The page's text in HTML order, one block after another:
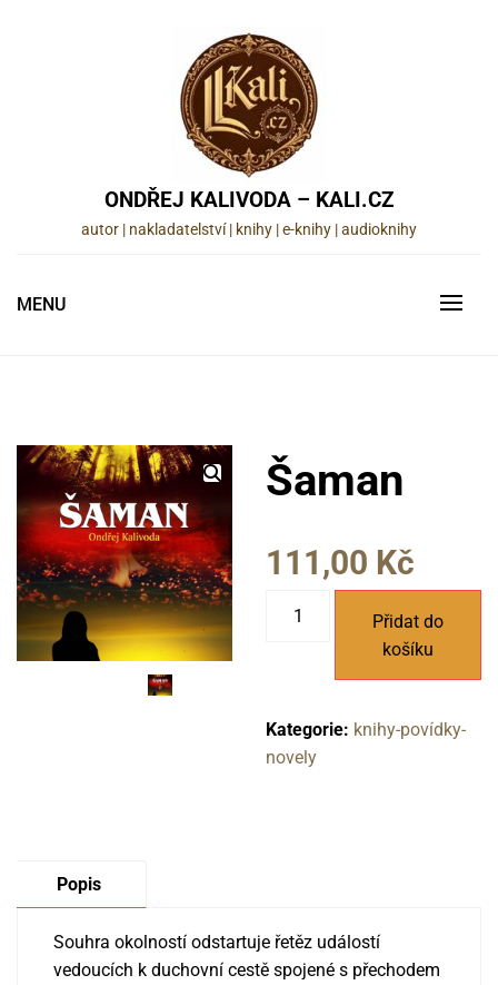
ONDŘEJ KALIVODA – KALI.CZ
autor | nakladatelství | knihy | e-knihy | audioknihy
MENU
Šaman
111,00 Kč
Přidat do
košíku
Kategorie: knihy-povídky-
novely
Popis
Souhra okolností odstartuje řetěz událostí
vedoucích k duchovní cestě spojené s přechodem